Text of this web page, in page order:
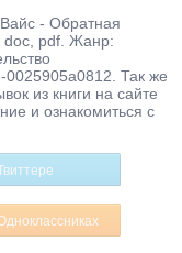
- Обратная
doc, pdf. Жанр:
0025905a0812. Так же
из книги на сайте
и ознакомиться с